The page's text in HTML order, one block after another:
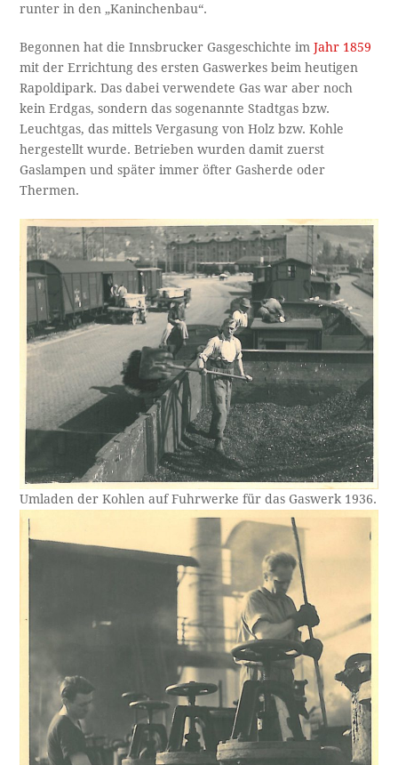
runter in den „Kaninchenbau“.
Begonnen hat die Innsbrucker Gasgeschichte imJahr 1859
mit der Errichtung des ersten Gaswerkes beim heutigen
Rapoldipark. Das dabei verwendete Gas war aber noch
kein Erdgas, sondern das sogenannte Stadtgas bzw.
Leuchtgas, das mittels Vergasung von Holz bzw. Kohle
hergestellt wurde. Betrieben wurden damit zuerst
Gaslampen und später immer öfter Gasherde oder
Thermen.
Umladen der Kohlen auf Fuhrwerke für das Gaswerk 1936.